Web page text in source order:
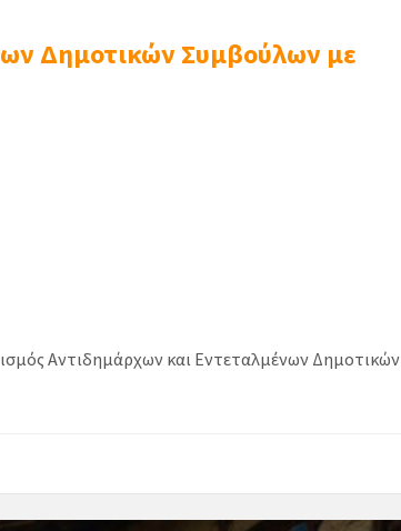
Δημοτικών Συμβούλων με
Αντιδημάρχων και Εντεταλμένων Δημοτικών